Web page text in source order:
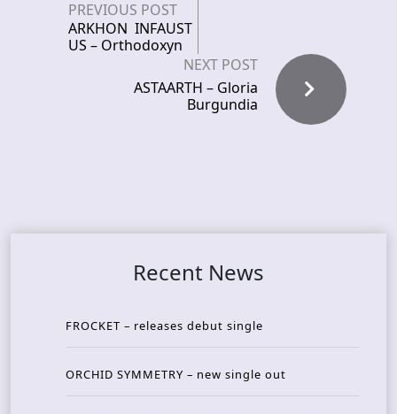
PREVIOUS POST
ARKHON INFAUST
US – Orthodoxyn
NEXT POST
ASTAARTH – Gloria
Burgundia
Recent News
FROCKET – releases debut single
ORCHID SYMMETRY – new single out